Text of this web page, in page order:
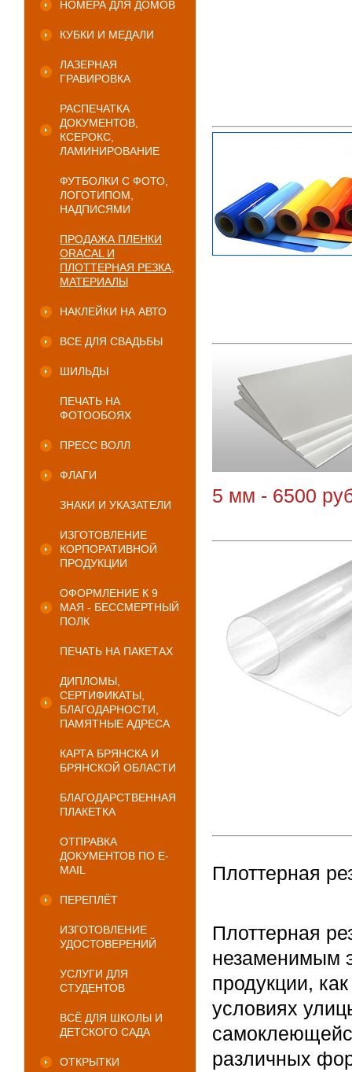
НОМЕРА ДЛЯ ДОМОВ
КУБКИ И МЕДАЛИ
ЛАЗЕРНАЯ
ГРАВИРОВКА
РАСПЕЧАТКА
ДОКУМЕНТОВ,
КСЕРОКС,
ЛАМИНИРОВАНИЕ
ФУТБОЛКИ С ФОТО,
ЛОГОТИПОМ,
НАДПИСЯМИ
ПРОДАЖА ПЛЕНКИ
ORACAL И
ПЛОТТЕРНАЯ РЕЗКА,
МАТЕРИАЛЫ
НАКЛЕЙКИ НА АВТО
ВСЕ ДЛЯ СВАДЬБЫ
ШИЛЬДЫ
ПЕЧАТЬ НА
ФОТООБОЯХ
ПРЕСС ВОЛЛ
ФЛАГИ
ЗНАКИ И УКАЗАТЕЛИ
ИЗГОТОВЛЕНИЕ
КОРПОРАТИВНОЙ
ПРОДУКЦИИ
ОФОРМЛЕНИЕ К 9
МАЯ - БЕССМЕРТНЫЙ
ПОЛК
ПЕЧАТЬ НА ПАКЕТАХ
ДИПЛОМЫ,
СЕРТИФИКАТЫ,
БЛАГОДАРНОСТИ,
ПАМЯТНЫЕ АДРЕСА
КАРТА БРЯНСКА И
БРЯНСКОЙ ОБЛАСТИ
БЛАГОДАРСТВЕННАЯ
ПЛАКЕТКА
ОТПРАВКА
ДОКУМЕНТОВ ПО E-
MAIL
ПЕРЕПЛЁТ
ИЗГОТОВЛЕНИЕ
УДОСТОВЕРЕНИЙ
УСЛУГИ ДЛЯ
СТУДЕНТОВ
ВСЁ ДЛЯ ШКОЛЫ И
ДЕТСКОГО САДА
ОТКРЫТКИ
5 мм - 6500
Плоттерная
Плоттерная
незаменимым
продукции,
условиях
различных